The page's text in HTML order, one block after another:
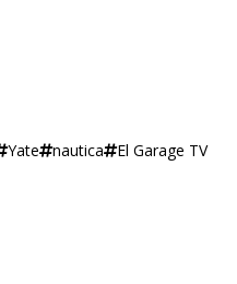
Yate nautica El Garage TV